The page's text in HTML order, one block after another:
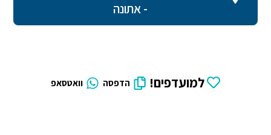
- אתונה
למועדפים! הדפסה וואטסאפ